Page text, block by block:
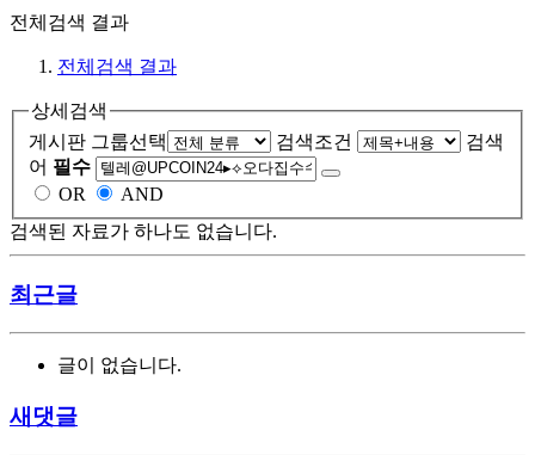
전체검색 결과
전체검색 결과
상세검색
게시판 그룹선택
검색조건
검색
어 필수
OR
AND
검색된 자료가 하나도 없습니다.
최근글
글이 없습니다.
새댓글